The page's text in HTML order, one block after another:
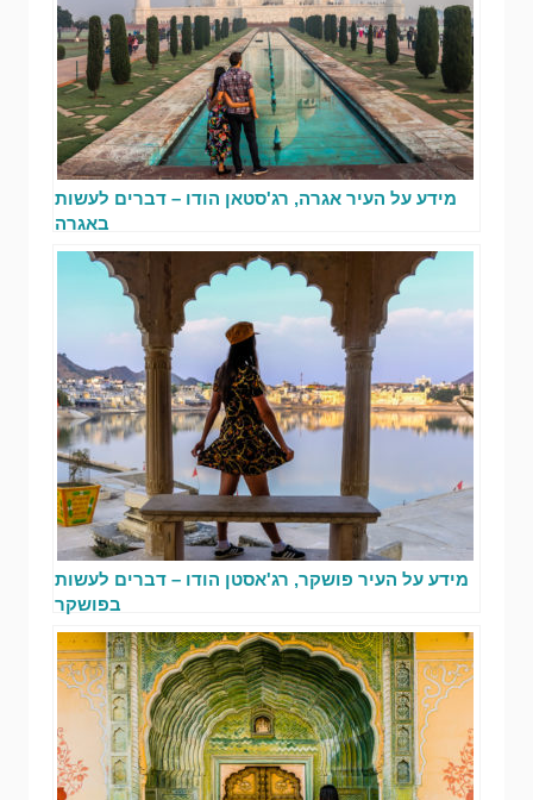
מידע על העיר אגרה, רג'סטאן הודו – דברים לעשות
באגרה
מידע על העיר פושקר, רג'אסטן הודו – דברים לעשות
בפושקר